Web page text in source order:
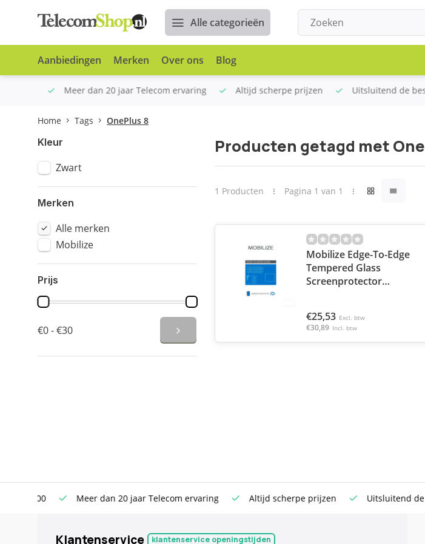
Alle categorieën
Aanbiedingen Merken Over ons Blog
Meer dan 20 jaar Telecom ervaring Altijd scherpe prijzen Uitsluitend de
Home Tags OnePlus 8
Kleur
Zwart
Merken
Alle merken
Mobilize
Prijs
€0 - €30
Producten getagd met
1 Producten Pagina 1 van 1
Mobilize Edge-To-Edge
Tempered Glass
Screenprotector
€25,53 Excl. btw
€30,89 Incl. btw
Meer dan 20 jaar Telecom ervaring Altijd scherpe prijzen Uitsluitend de
Klantenservice klantenservice openingstijden